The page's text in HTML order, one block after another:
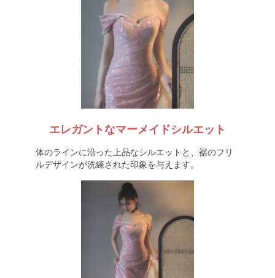
エレガントなマーメイドシルエット
体のラインに沿った上品なシルエットと、裾のフリ
ルデザインが洗練された印象を与えます。